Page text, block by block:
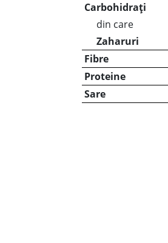
Carbohidrați
din care
Zaharuri
Fibre
Proteine
Sare